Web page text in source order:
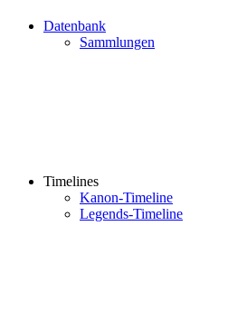
Datenbank
Sammlungen
Timelines
Kanon-Timeline
Legends-Timeline